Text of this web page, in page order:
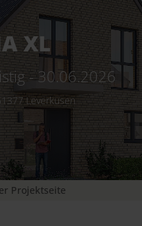
Projektseite
XL
- 30.06.2026
Leverkusen